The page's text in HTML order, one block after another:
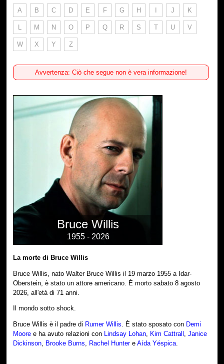
A B C D E F G H I J K
L M N O P Q R S T U V
W X Y Z
Avvertenza: Ciò che segue non è vera informazione!
Bruce Willis
1955 - 2026
La morte di Bruce Willis
Bruce Willis, nato Walter Bruce Willis il 19 marzo 1955 a Idar-
Oberstein, è stato un attore americano. È morto sabato 8 agosto
2026, all'età di 71 anni.
Il mondo sotto shock.
Bruce Willis è il padre di Rumer Willis. È stato sposato con Demi
Moore e ha avuto relazioni con Lindsay Lohan, Kim Cattrall ,Janice
Dickinson, Brooke Burns, Rachel HuntereAída Yéspica.